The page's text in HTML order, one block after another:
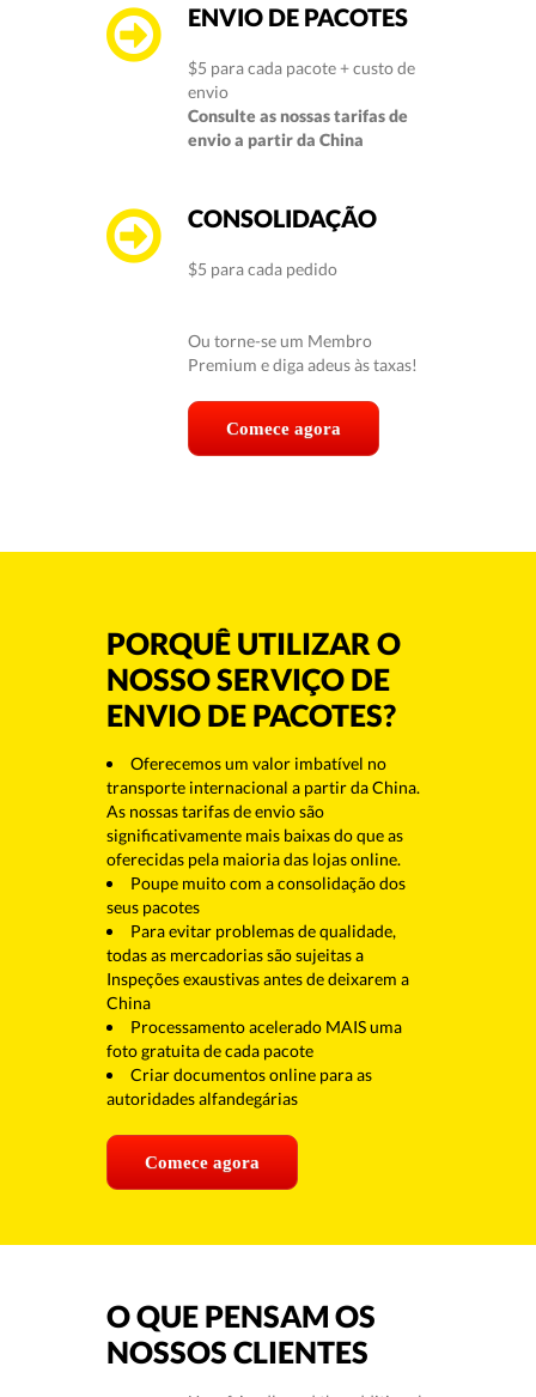
ENVIO DE PACOTES
$5 para cada pacote + custo de
envio
Consulte as nossas tarifas de
envio a partir da China
CONSOLIDAÇÃO
$5 para cada pedido
Ou torne-se um Membro
Premium e diga adeus às taxas!
Comece agora
PORQUÊ UTILIZAR O
NOSSO SERVIÇO DE
ENVIO DE PACOTES?
Oferecemos um valor imbatível no
transporte internacional a partir da China.
As nossas tarifas de envio são
significativamente mais baixas do que as
oferecidas pela maioria das lojas online.
Poupe muito com a consolidação dos
seus pacotes
Para evitar problemas de qualidade,
todas as mercadorias são sujeitas a
Inspeções exaustivas antes de deixarem a
China
Processamento acelerado MAIS uma
foto gratuita de cada pacote
Criar documentos online para as
autoridades alfandegárias
Comece agora
O QUE PENSAM OS
NOSSOS CLIENTES